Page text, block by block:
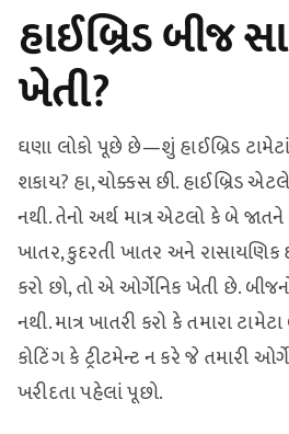
હાઈબ્રિડ બીજ
ખેતી?
ઘણા લોકો પૂછે છે—શું હાઈબ્રિડ
શકાય? હા, ચોક્કસ છી. હાઈબ્રિડ
નથી. તેનો અર્થ માત્ર એટલો કે બે
ખાતર, કુદરતી ખાતર અને
કરો છો, તો એ ઓર્ગેનિક ખેતી છે.
નથી. માત્ર ખાતરી કરો કે તમારા
કોટિંગ કે ટ્રીટમેન્ટ ન કરે જે તમારી
ખરીદતા પહેલાં પૂછો.